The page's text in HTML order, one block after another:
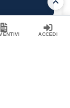
ACCEDI